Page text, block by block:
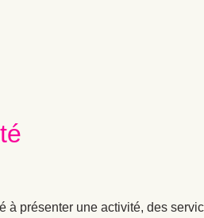
à présenter une activité, des